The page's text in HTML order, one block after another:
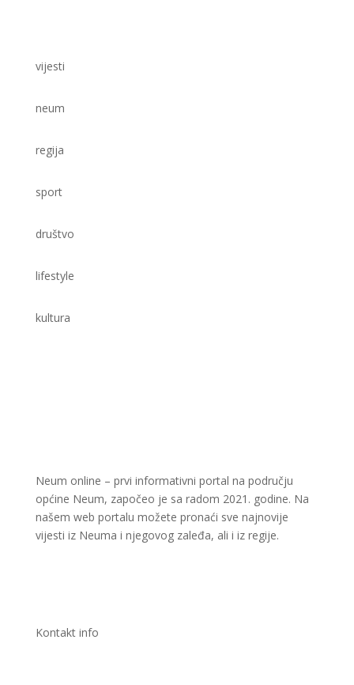
vijesti
neum
regija
sport
društvo
lifestyle
kultura
Neum online – prvi informativni portal na području
općine Neum, započeo je sa radom 2021. godine. Na
našem web portalu možete pronaći sve najnovije
vijesti iz Neuma i njegovog zaleđa, ali i iz regije.
Kontakt info